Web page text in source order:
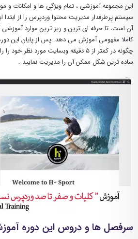
این مجموعه آموزشی ، تمام ویژگی ها و امکانات و
سیستم پرطرفدار مدیریت محتوا وردپرس را از ابتدا
آن است، تا حرفه ای ترین و ریز ترین موارد
کاملا مفهومی آموزش می دهد. پس از پایان این
چگونه در کمتر از ۵ دقیقه وبسایت مورد
ساده ترین شکل ممکن آن را مدیریت نمایید .
سرفصل ها و دروس این دوره